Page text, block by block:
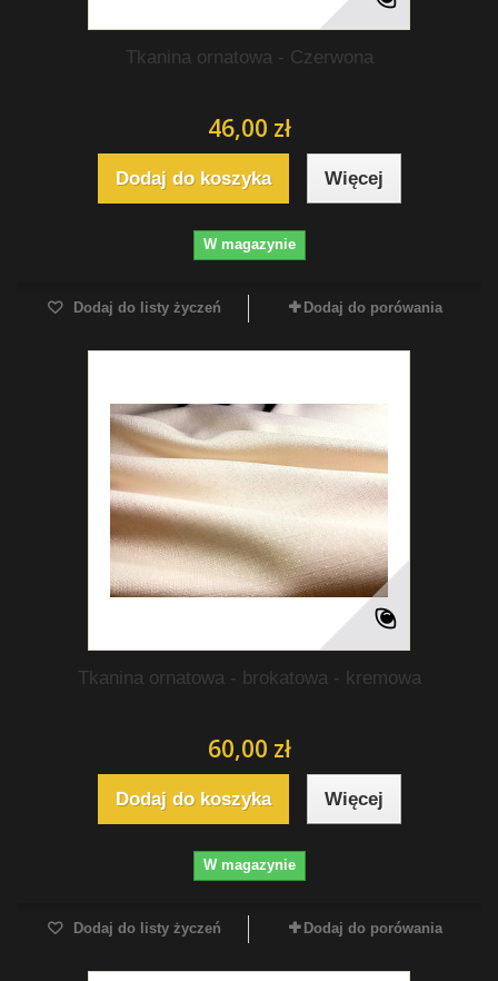
Tkanina ornatowa - Czerwona
46,00 zł
Dodaj do koszyka Więcej
W magazynie
Dodaj do listy życzeń Dodaj do porówania
Tkanina ornatowa - brokatowa - kremowa
60,00 zł
Dodaj do koszyka Więcej
W magazynie
Dodaj do listy życzeń Dodaj do porówania